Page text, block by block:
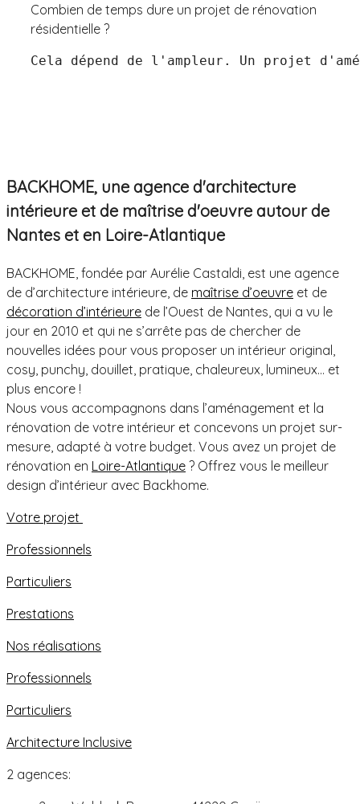
Combien de temps dure un projet de rénovation
résidentielle ?
Cela dépend de l'ampleur. Un projet
BACKHOME, une agence d'architecture
intérieure et de maîtrise d'oeuvre autour de
Nantes et en Loire-Atlantique
BACKHOME, fondée par Aurélie Castaldi, est une agence
de d’architecture intérieure, de maîtrise d’oeuvre et de
décoration d’intérieure de l’Ouest de Nantes, qui a vu le
jour en 2010 et qui ne s’arrête pas de chercher de
nouvelles idées pour vous proposer un intérieur original,
cosy, punchy, douillet, pratique, chaleureux, lumineux… et
plus encore !
Nous vous accompagnons dans l’aménagement et la
rénovation de votre intérieur et concevons un projet sur-
mesure, adapté à votre budget. Vous avez un projet de
rénovation en Loire-Atlantique ? Offrez vous le meilleur
design d’intérieur avec Backhome.
Votre projet
Professionnels
Particuliers
Prestations
Nos réalisations
Professionnels
Particuliers
Architecture Inclusive
2 agences: